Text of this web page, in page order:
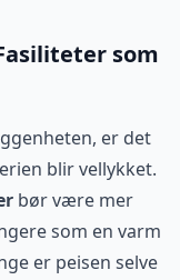
som
er det
blir vellykket.
bør være mer
som en varm
er peisen selve